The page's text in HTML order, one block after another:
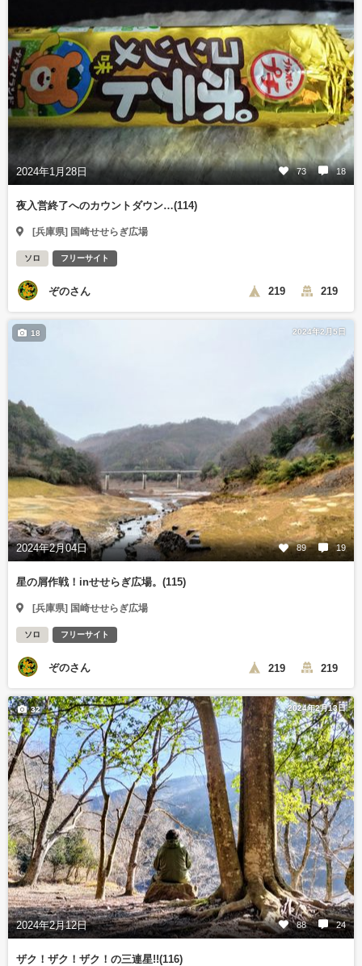
2024年1月28日 73 18
夜入営終了へのカウントダウン…(114)
[兵庫県] 国崎せせらぎ広場
ソロ フリーサイト
ぞのさん 219 219
2024年2月5日
2024年2月04日 89 19
18
星の屑作戦！inせせらぎ広場。(115)
[兵庫県] 国崎せせらぎ広場
ソロ フリーサイト
ぞのさん 219 219
2024年2月13日
2024年2月12日 88 24
32
ザク！ザク！ザク！の三連星!!(116)